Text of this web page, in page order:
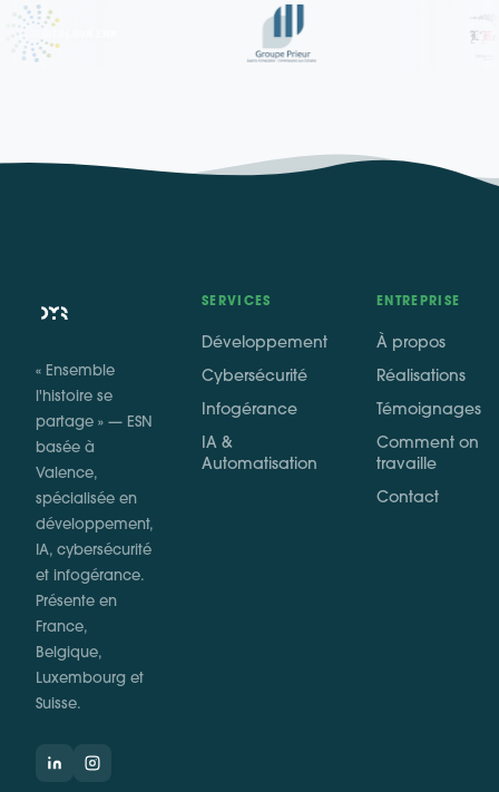
« Ensemble
l'histoire se
partage » — ESN
basée à
Valence,
spécialisée en
développement,
IA, cybersécurité
et infogérance.
Présente en
France,
Belgique,
Luxembourg et
Suisse.
SERVICES
Développement
Cybersécurité
Infogérance
IA &
Automatisation
ENTREPRISE
À propos
Réalisations
Témoignages
Comment on
travaille
Contact